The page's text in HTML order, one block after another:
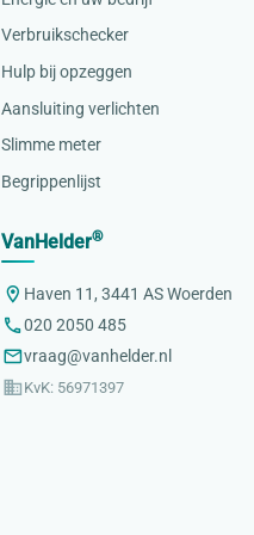
Verbruikschecker
Hulp bij opzeggen
Aansluiting verlichten
Slimme meter
Begrippenlijst
VanHelder®
Haven 11, 3441 AS Woerden
020 2050 485
vraag@vanhelder.nl
KvK: 56971397